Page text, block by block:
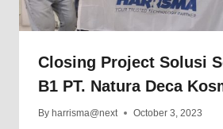
Closing Project Solusi
B1 PT. Natura Deca
By harrisma@next October 3, 2023